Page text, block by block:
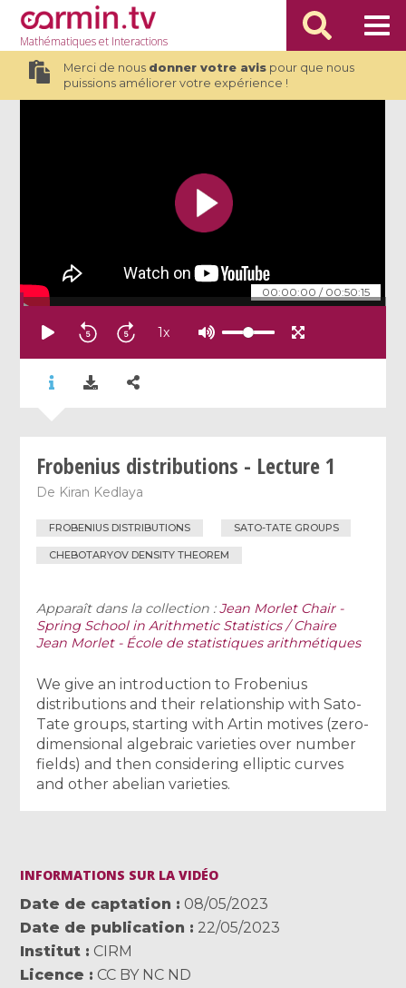
Mathématiqueset Interactions
Merci de nous donner votre avispour que nous
puissions améliorer votre expérience !
00:00:00 / 00:50:15
1x
Frobenius distributions - Lecture 1
De Kiran Kedlaya
FROBENIUS DISTRIBUTIONS SATO-TATE GROUPS
CHEBOTARYOV DENSITY THEOREM
Apparaît dans la collection :Jean Morlet Chair -
Spring School in Arithmetic Statistics / Chaire
Jean Morlet - École de statistiques arithmétiques
We give an introduction to Frobenius
distributions and their relationship with Sato-
Tate groups, starting with Artin motives (zero-
dimensional algebraic varieties over number
fields) and then considering elliptic curves
and other abelian varieties.
INFORMATIONS SUR LA VIDÉO
Date de captation
08/05/2023
Date de publication
22/05/2023
Institut
CIRM
Licence
CC BY NC ND